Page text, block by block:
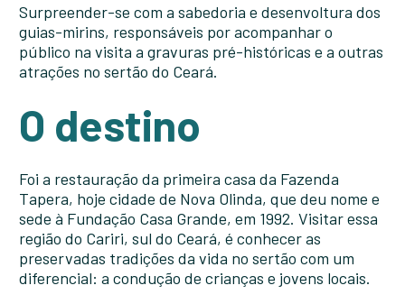
Surpreender-se com a sabedoria e desenvoltura dos
guias-mirins, responsáveis por acompanhar o
público na visita a gravuras pré-históricas e a outras
atrações no sertão do Ceará.
O destino
Foi a restauração da primeira casa da Fazenda
Tapera, hoje cidade de Nova Olinda, que deu nome e
sede à Fundação Casa Grande, em 1992. Visitar essa
região do Cariri, sul do Ceará, é conhecer as
preservadas tradições da vida no sertão com um
diferencial: a condução de crianças e jovens locais.